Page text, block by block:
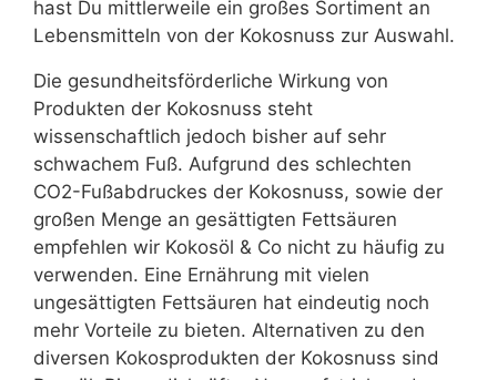
hast Du mittlerweile ein großes Sortiment an
Lebensmitteln von der Kokosnuss zur Auswahl.
Die gesundheitsförderliche Wirkung von
Produkten der Kokosnuss steht
wissenschaftlich jedoch bisher auf sehr
schwachem Fuß. Aufgrund des schlechten
CO2-Fußabdruckes der Kokosnuss, sowie der
großen Menge an gesättigten Fettsäuren
empfehlen wir Kokosöl & Co nicht zu häufig zu
verwenden. Eine Ernährung mit vielen
ungesättigten Fettsäuren hat eindeutig noch
mehr Vorteile zu bieten. Alternativen zu den
diversen Kokosprodukten der Kokosnuss sind